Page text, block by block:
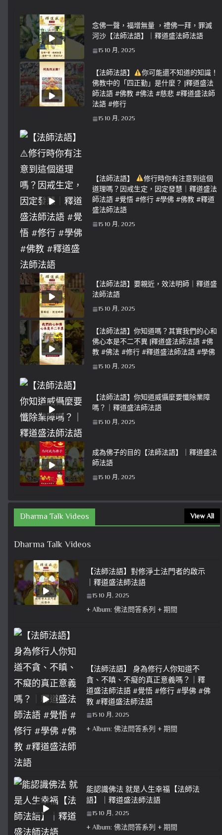
念佛一聲，福增無量 ，禮佛一拜，罪滅
河沙【法師法語】｜釋道盛法師法語
15 10 月, 2025
【法師法語】
你可能還不知道的知識！
佛教中的「四正勤」是什麼？ |釋道盛法
師法語 #佛教 #佛法 #慈悲 #釋道盛法師
法語 #修行
15 10 月, 2025
【法師法語】
修行時你有注意到這個
道理嗎？因戒生定，因定發慧｜釋道盛法
師法語 #覺悟 #修行 #學佛 #佛教 #釋道
盛法師法語
15 10 月, 2025
【法師法語】要親近，效法明師｜釋道盛
法師法語
15 10 月, 2025
【法師法語】你知道嗎？其實我們的心和
佛心本是不二不異 |釋道盛法師法語 #佛
教 #佛法 #修行 #釋道盛法師法語 #學佛
15 10 月, 2025
【法師法語】你知道威懾麼要懺除業障
嗎？｜釋道盛法師法語
15 10 月, 2025
成為佛子的目的【法師法語】｜釋道盛法
師法語
15 10 月, 2025
Dharma Talk Videos View All
Dharma Talk Videos
【法師法語】對修淨土法門者的啟示
｜釋道盛法師法語
15 10 月, 2025
+ Album: 佛法問答系列 + 期間
【法師法語】 身為修行人你知道不
貪、不瞋、不癡的真正意義嗎？｜釋
道盛法師法語 #覺悟 #修行 #學佛 #佛
教 #釋道盛法師法語
15 10 月, 2025
+ Album: 佛法問答系列 + 期間
能認識佛法 就是人生幸福【法師法
語】｜釋道盛法師法語
15 10 月, 2025
+ Album: 佛法問答系列 + 期間